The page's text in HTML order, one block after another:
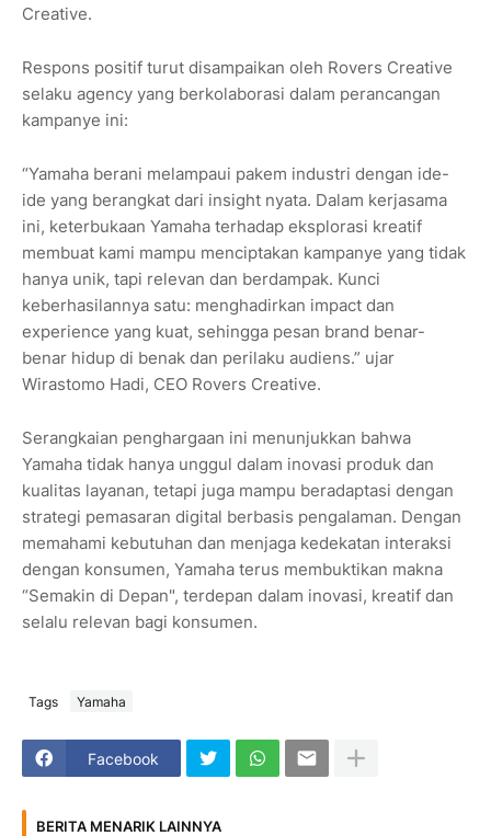
Creative.
Respons positif turut disampaikan oleh Rovers Creative
selaku agency yang berkolaborasi dalam perancangan
kampanye ini:
“Yamaha berani melampaui pakem industri dengan ide-
ide yang berangkat dari insight nyata. Dalam kerjasama
ini, keterbukaan Yamaha terhadap eksplorasi kreatif
membuat kami mampu menciptakan kampanye yang tidak
hanya unik, tapi relevan dan berdampak. Kunci
keberhasilannya satu: menghadirkan impact dan
experience yang kuat, sehingga pesan brand benar-
benar hidup di benak dan perilaku audiens.” ujar
Wirastomo Hadi, CEO Rovers Creative.
Serangkaian penghargaan ini menunjukkan bahwa
Yamaha tidak hanya unggul dalam inovasi produk dan
kualitas layanan, tetapi juga mampu beradaptasi dengan
strategi pemasaran digital berbasis pengalaman. Dengan
memahami kebutuhan dan menjaga kedekatan interaksi
dengan konsumen, Yamaha terus membuktikan makna
“Semakin di Depan", terdepan dalam inovasi, kreatif dan
selalu relevan bagi konsumen.
Tags Yamaha
Facebook
BERITA MENARIK LAINNYA